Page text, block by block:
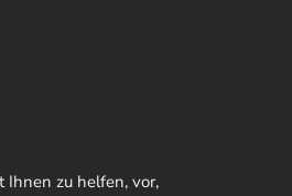
zu helfen, vor,